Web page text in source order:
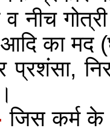
व नीच
का मद
प्रशंसा,
जिस कर्म के